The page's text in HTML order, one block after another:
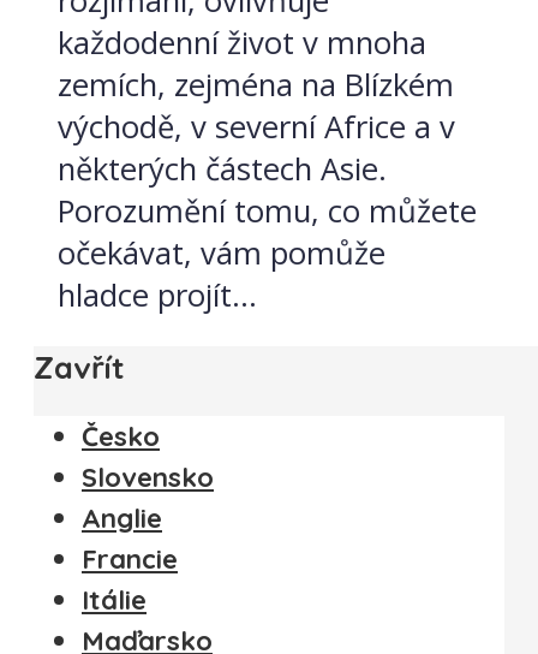
každodenní život v mnoha
zemích, zejména na Blízkém
východě, v severní Africe a v
některých částech Asie.
Porozumění tomu, co můžete
očekávat, vám pomůže
hladce projít...
Zavřít
Česko
Slovensko
Anglie
Francie
Itálie
Maďarsko